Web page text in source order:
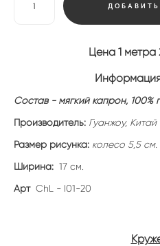
Цена 1 метра
Состав - мягкий капрон, 100%
Производитель: Гуанжоу, Китай
Размер рисунка: колесо 5,5 см.
Ширина: 17 см.
Арт ChL - I01-20